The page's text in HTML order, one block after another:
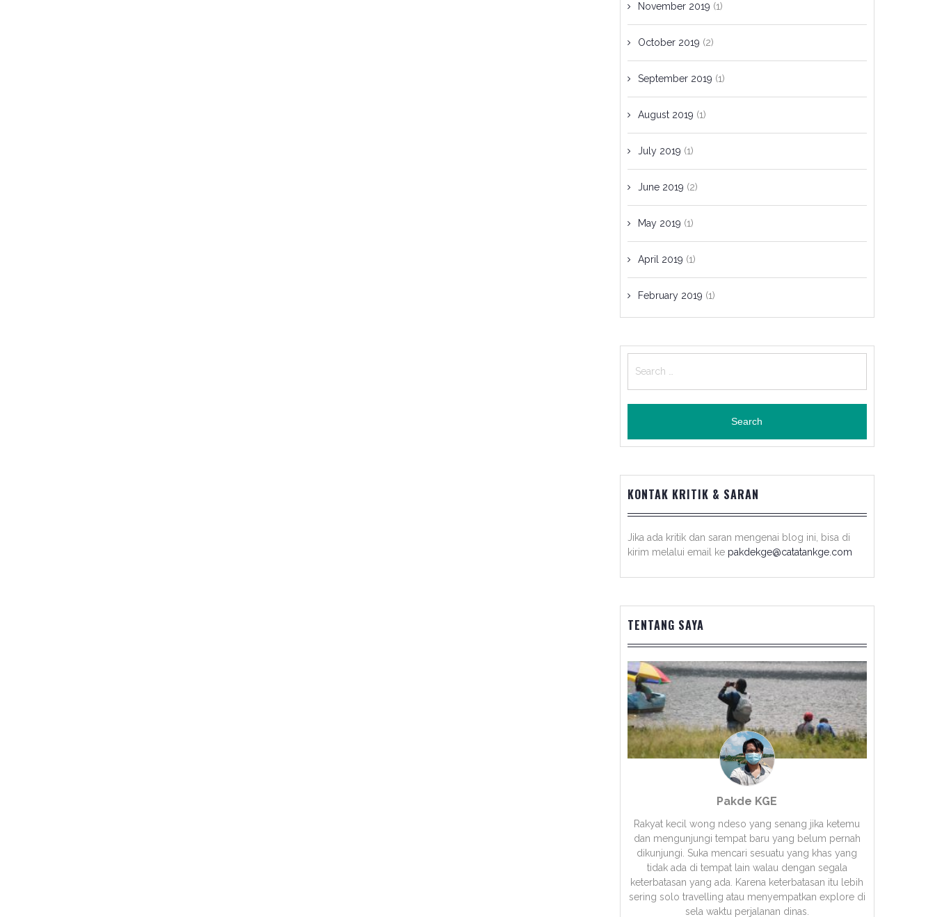
November 2019 (1)
October 2019 (2)
September 2019 (1)
August 2019 (1)
July 2019 (1)
June 2019 (2)
May 2019 (1)
April 2019 (1)
February 2019 (1)
for:
KONTAK KRITIK & SARAN
Jika ada kritik dan saran mengenai blog ini, bisa di
kirim melalui email ke pakdekge@catatankge.com
TENTANG SAYA
Pakde KGE
Rakyat kecil wong ndeso yang senang jika ketemu
dan mengunjungi tempat baru yang belum pernah
dikunjungi. Suka mencari sesuatu yang khas yang
tidak ada di tempat lain walau dengan segala
keterbatasan yang ada. Karena keterbatasan itu lebih
sering solo travelling atau menyempatkan explore di
sela waktu perjalanan dinas.